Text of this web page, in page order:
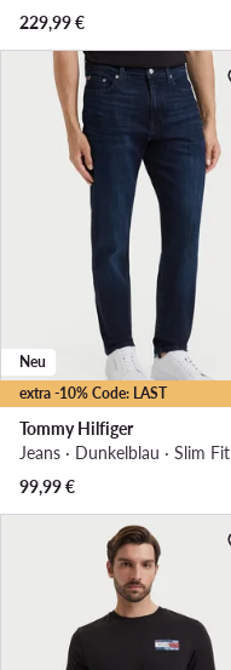
229,99€
extra -10% Code: LAST
Neu
Tommy Hilfiger
Jeans · Dunkelblau · Slim Fit
99,99€